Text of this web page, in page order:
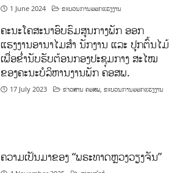
1 June 2024 ຂະບວນການອອກແຮງງານ
ຄະນະໂຄສະນາອົບຮົມສູນກາງພັກ ອອກ
ແຮງງານອານາໄມສໍາ ນັກງານ ແລະ ປູກຕົ້ນໄມ້
ເພື່ອຂໍ່ານັບຮັບຕ້ອນກອງປະຊຸມກາງ ສະໄໝ
ຂອງຄະນະບໍລິຫານງານພັກ ຄອສພ.
17 July 2023 ຂ່າວສານ ຄອສພ,ຂະບວນການອອກແຮງງານ
ຄວາມເປັນມາຂອງ “ພຣະທາດຫຼວງວຽງຈັນ”